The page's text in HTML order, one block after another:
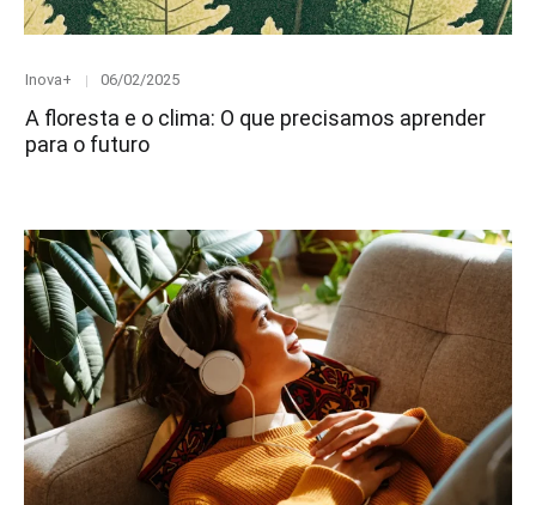
Category
Inova+
Posted
06/02/2025
A floresta e o clima: O que precisamos aprender
para o futuro